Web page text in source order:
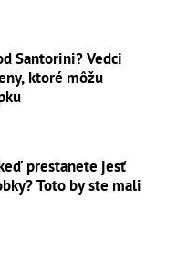
Santorini? Vedci
ktoré môžu
prestanete jesť
Toto by ste mali